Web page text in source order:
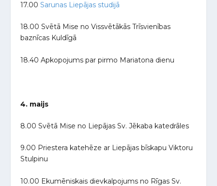
17.00Sarunas Liepājas studijā
18.00 Svētā Mise no Vissvētākās Trīsvienības
baznīcas Kuldīgā
18.40 Apkopojums par pirmo Mariatona dienu
4. maijs
8.00 Svētā Mise no Liepājas Sv. Jēkaba katedrāles
9.00 Priestera katehēze ar Liepājas bīskapu Viktoru
Stulpinu
10.00 Ekumēniskais dievkalpojums no Rīgas Sv.